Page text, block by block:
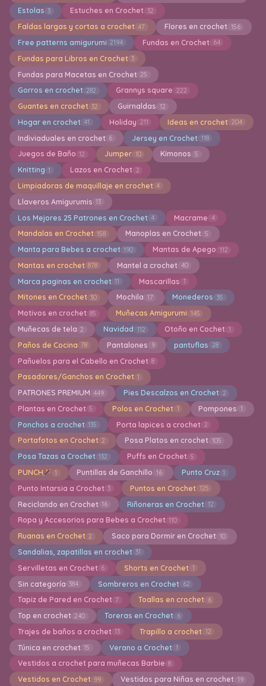
Estolas 3 Estuches en Crochet 32
Faldas largas y cortas a crochet 47 Flores en crochet 156
Free patterns amigurumi 2194 Fundas en Crochet 64
Fundas para Libros en Crochet 3
Fundas para Macetas en Crochet 25
Gorros en crochet 282 Grannys square 222
Guantes en crochet 32 Guirnaldas 12
Hogar en crochet 41 Holiday 211 Ideas en crochet 204
Indiviaduales en crochet 6 Jersey en Crochet 118
Juegos de Baño 12 Jumper 10 Kimonos 5
Knitting 1 Lazos en Crochet 2
Limpiadoras de maquillaje en crochet 4
Llaveros Amigurumis 13
Los Mejores 25 Patrones en Crochet 4 Macrame 4
Mandalas en Crochet 158 Manoplas en Crochet 5
Manta para Bebes a crochet 190 Mantas de Apego 112
Mantas en crochet 878 Mantel a crochet 40
Marca paginas en crochet 11 Mascarillas 1
Mitones en Crochet 30 Mochila 17 Monederos 35
Motivos en crochet 85 Muñecas Amigurumi 145
Muñecas de tela 2 Navidad 112 Otoño en Cochet 1
Paños de Cocina 78 Pantalones 9 pantuflas 28
Pañuelos para el Cabello en Crochet 8
Pasadores/Ganchos en Crochet 1
PATRONES PREMIUM 449 Pies Descalzos en Crochet 2
Plantas en Crochet 5 Polos en Crochet 1 Pompones 1
Ponchos a crochet 135 Porta lapices a crochet 2
Portafotos en Crochet 2 Posa Platos en crochet 105
Posa Tazas a Crochet 132 Puffs en Crochet 5
PUNCH 1 Puntillas de Ganchillo 16 Punto Cruz 1
Punto Intarsia a Crochet 3 Puntos en Crochet 125
Reciclando en Crochet 16 Riñoneras en Crochet 12
Ropa y Accesorios para Bebes a Crochet 110
Ruanas en Crochet 2 Saco para Dormir en Crochet 10
Sandalias, zapatillas en crochet 31
Servilletas en Crochet 6 Shorts en Crochet 1
Sin categoría 384 Sombreros en Crochet 62
Tapiz de Pared en Crochet 7 Toallas en crochet 6
Top en crochet 240 Toreras en Crochet 6
Trajes de baños a crochet 13 Trapillo a crochet 12
Túnica en crochet 15 Verano a Crochet 1
Vestidos a crochet para muñecas Barbie 8
Vestidos en Crochet 99 Vestidos para Niñas en crochet 19